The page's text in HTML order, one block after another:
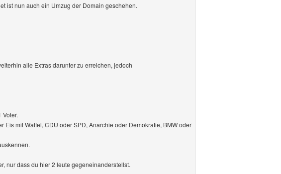
ist nun auch ein Umzug der Domain geschehen.
alle Extras darunter zu erreichen, jedoch
mit Waffel, CDU oder SPD, Anarchie oder Demokratie, BMW oder
nur dass du hier 2 leute gegeneinanderstellst.